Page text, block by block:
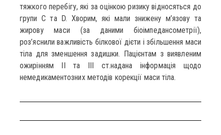
тяжкого перебігу, які за оцінкою ризику відносяться до
групи С та D. Хворим, які мали знижену м’язову та
жирову маси (за даними біоімпедансометрії),
роз’яснили важливість білкової дієти і збільшення маси
тіла для зменшення задишки. Пацієнтам з виявленим
ожирінням ІІ та ІІІ ст.надана інформація щодо
немедикаментозних методів корекції маси тіла.